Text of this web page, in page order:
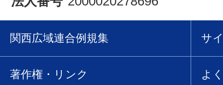
関西広域連合例規集 サ
著作権・リンク よ